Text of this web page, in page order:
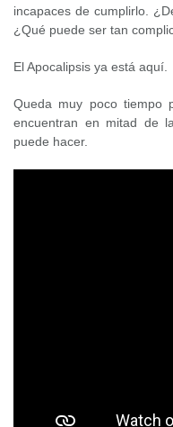
incapaces de cumplirlo.
¿Qué puede ser tan
El Apocalipsis ya está aquí.
Queda muy poco tiempo
encuentran en mitad de
puede hacer.